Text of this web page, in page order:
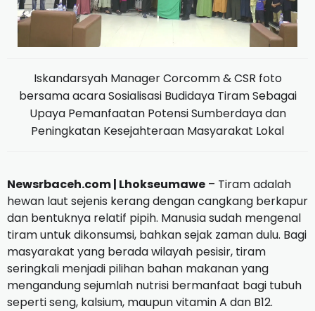
Iskandarsyah Manager Corcomm & CSR foto
bersama acara Sosialisasi Budidaya Tiram Sebagai
Upaya Pemanfaatan Potensi Sumberdaya dan
Peningkatan Kesejahteraan Masyarakat Lokal
Newsrbaceh.com | Lhokseumawe – Tiram adalah
hewan laut sejenis kerang dengan cangkang berkapur
dan bentuknya relatif pipih. Manusia sudah mengenal
tiram untuk dikonsumsi, bahkan sejak zaman dulu. Bagi
masyarakat yang berada wilayah pesisir, tiram
seringkali menjadi pilihan bahan makanan yang
mengandung sejumlah nutrisi bermanfaat bagi tubuh
seperti seng, kalsium, maupun vitamin A dan B12.